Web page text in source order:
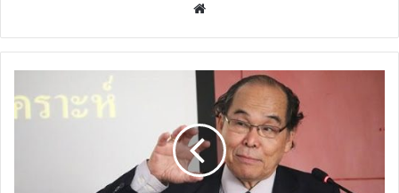
ทดสอบ
ประสิทธิภาพ